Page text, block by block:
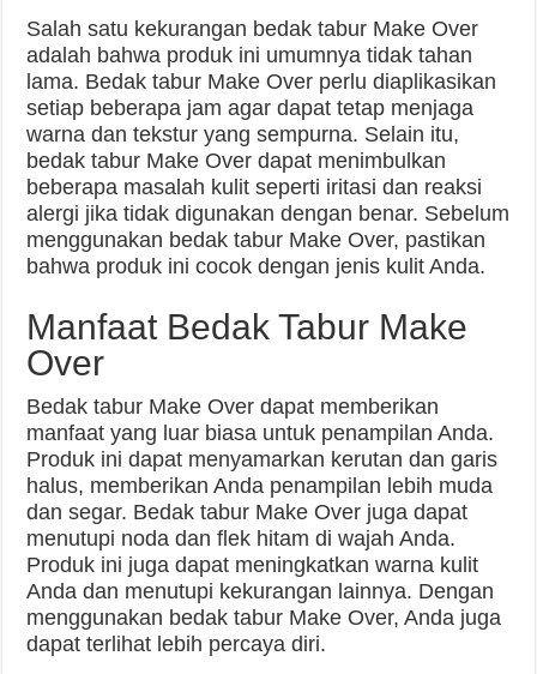
Salah satu kekurangan bedak tabur Make Over
adalah bahwa produk ini umumnya tidak tahan
lama. Bedak tabur Make Over perlu diaplikasikan
setiap beberapa jam agar dapat tetap menjaga
warna dan tekstur yang sempurna. Selain itu,
bedak tabur Make Over dapat menimbulkan
beberapa masalah kulit seperti iritasi dan reaksi
alergi jika tidak digunakan dengan benar. Sebelum
menggunakan bedak tabur Make Over, pastikan
bahwa produk ini cocok dengan jenis kulit Anda.
Manfaat Bedak Tabur Make
Over
Bedak tabur Make Over dapat memberikan
manfaat yang luar biasa untuk penampilan Anda.
Produk ini dapat menyamarkan kerutan dan garis
halus, memberikan Anda penampilan lebih muda
dan segar. Bedak tabur Make Over juga dapat
menutupi noda dan flek hitam di wajah Anda.
Produk ini juga dapat meningkatkan warna kulit
Anda dan menutupi kekurangan lainnya. Dengan
menggunakan bedak tabur Make Over, Anda juga
dapat terlihat lebih percaya diri.